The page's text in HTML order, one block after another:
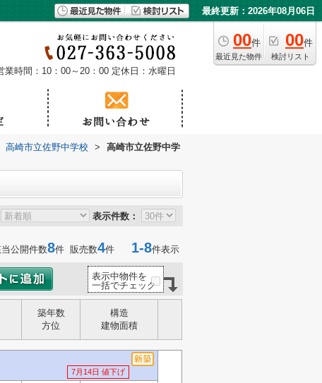
最終更新：2026年08月06日
00件
最近見た物件
00件
検討リスト
業時間：10：00～20：00 定休日：水曜日
高崎市立佐野中学校 >
高崎市立佐野中学
表示件数：
公開件数8件 販売数4件 1-8件表示
表示中物件を
一括でチェック
築年数
方位
構造
建物面積
7月14日 値下げ